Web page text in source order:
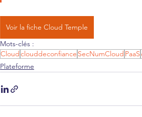
Voir la fiche Cloud Temple
Mots-clés :
Cloud clouddeconfiance SecNumCloud PaaS
Plateforme